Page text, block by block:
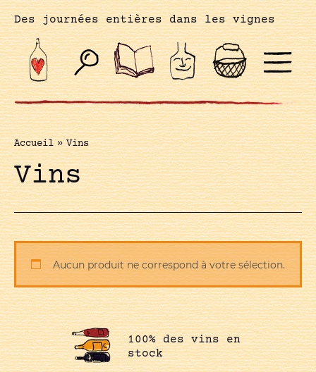
Des journées entières dans les vignes
Accueil » Vins
Vins
Aucun produit ne correspond à votre sélection.
100% des vins en
stock